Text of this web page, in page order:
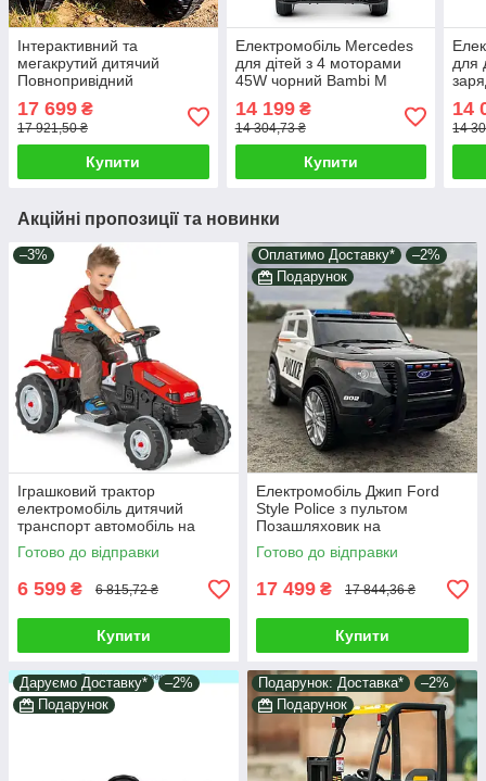
Інтерактивний та
мегакрутий дитячий
Повнопривідний
позашляховик Jeep
Wrangler Rubicon з
приводом 4x4 хакі 2
акумулятора
17 699 ₴
17 921,50 ₴
Купити
Електромобіль Mercedes
для дітей з 4 моторами
45W чорний Bаmbi M
4560EBLRS-2! / Дитяча
електро машина
14 199₴
14 304,73 ₴
Купити
для
14
14
Акційні пропозиції та новинки
–3%
Іграшковий трактор
електромобіль дитячий
транспорт автомобіль на
акумуляторі електрокар
клаксон важіль сидіння
Готово до відправки
6 599 ₴ 6 815,72 ₴
Купити
Оплатимо Доставку*
–2%
Подарунок
Електромобіль Джип Ford
Style Police з пультом
Позашляховик на
акумуляторі Машина дитячий
транспорт з MP3 USB
Готово до відправки
17 499 ₴ 17 844,36 ₴
Купити
Даруємо Доставку*
–2%
Подарунок
Подарунок: Доставка*
–2%
Подарунок